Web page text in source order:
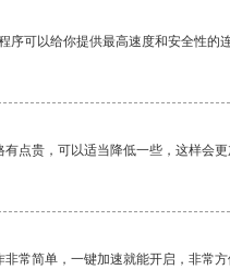
序可以给你提供最高速度和安全性的连
点贵，可以适当降低一些，这样会更
常简单，一键加速就能开启，非常方